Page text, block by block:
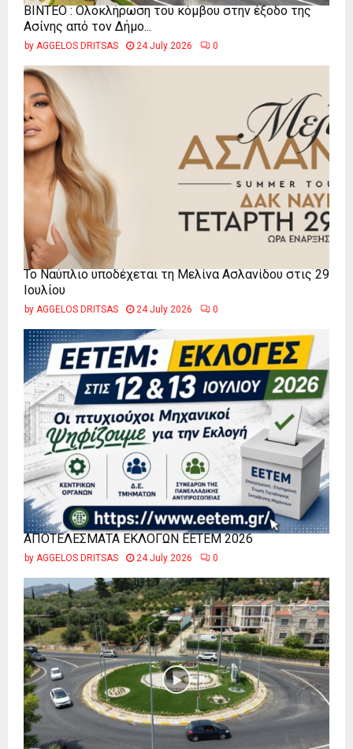
ΒΙΝΤΕΟ : Ολοκλήρωση του κόμβου στην έξοδο της
Ασίνης από τον Δήμο...
by AGGELOS DRITSAS 24 July 2026 0
Το Ναύπλιο υποδέχεται τη Μελίνα Ασλανίδου στις 29
Ιουλίου
by AGGELOS DRITSAS 24 July 2026 0
ΑΠΟΤΕΛΕΣΜΑΤΑ ΕΚΛΟΓΩΝ ΕΕΤΕΜ 2026
by AGGELOS DRITSAS 24 July 2026 0